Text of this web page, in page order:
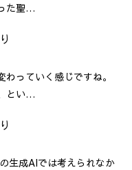
た聖…
っていく感じですね。
とい…
生成AIでは考えられなか